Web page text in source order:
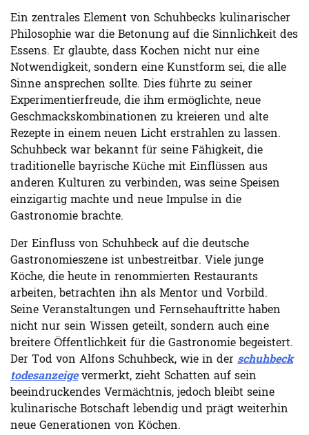
Ein zentrales Element von Schuhbecks kulinarischer
Philosophie war die Betonung auf die Sinnlichkeit des
Essens. Er glaubte, dass Kochen nicht nur eine
Notwendigkeit, sondern eine Kunstform sei, die alle
Sinne ansprechen sollte. Dies führte zu seiner
Experimentierfreude, die ihm ermöglichte, neue
Geschmackskombinationen zu kreieren und alte
Rezepte in einem neuen Licht erstrahlen zu lassen.
Schuhbeck war bekannt für seine Fähigkeit, die
traditionelle bayrische Küche mit Einflüssen aus
anderen Kulturen zu verbinden, was seine Speisen
einzigartig machte und neue Impulse in die
Gastronomie brachte.
Der Einfluss von Schuhbeck auf die deutsche
Gastronomieszene ist unbestreitbar. Viele junge
Köche, die heute in renommierten Restaurants
arbeiten, betrachten ihn als Mentor und Vorbild.
Seine Veranstaltungen und Fernsehauftritte haben
nicht nur sein Wissen geteilt, sondern auch eine
breitere Öffentlichkeit für die Gastronomie begeistert.
Der Tod von Alfons Schuhbeck, wie in der schuhbeck
todesanzeigevermerkt, zieht Schatten auf sein
beeindruckendes Vermächtnis, jedoch bleibt seine
kulinarische Botschaft lebendig und prägt weiterhin
neue Generationen von Köchen.